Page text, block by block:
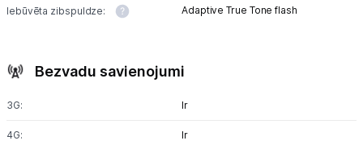
Iebūvēta zibspuldze: Adaptive True Tone flash
Bezvadu savienojumi
3G: Ir
4G: Ir